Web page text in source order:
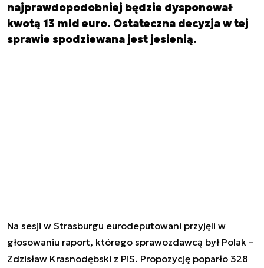
najprawdopodobniej będzie dysponował
kwotą 13 mld euro. Ostateczna decyzja w tej
sprawie spodziewana jest jesienią.
Na sesji w Strasburgu eurodeputowani przyjęli w
głosowaniu raport, którego sprawozdawcą był Polak –
Zdzisław Krasnodębski z PiS. Propozycję poparło 328